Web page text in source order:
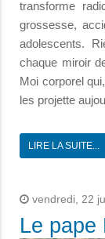
transforme
grossesse,
adolescents.
chaque miroir
Moi corporel
les projette
LIRE LA SUITE...
vendredi, 22
Le pape